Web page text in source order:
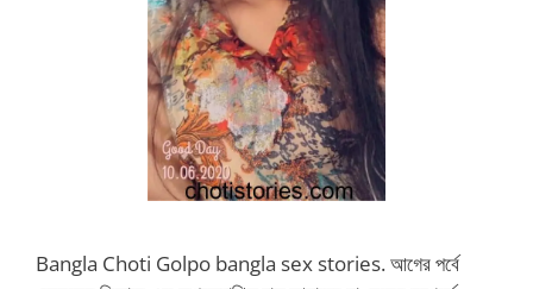
Bangla Choti Golpo bangla sex stories. আগের পর্বে